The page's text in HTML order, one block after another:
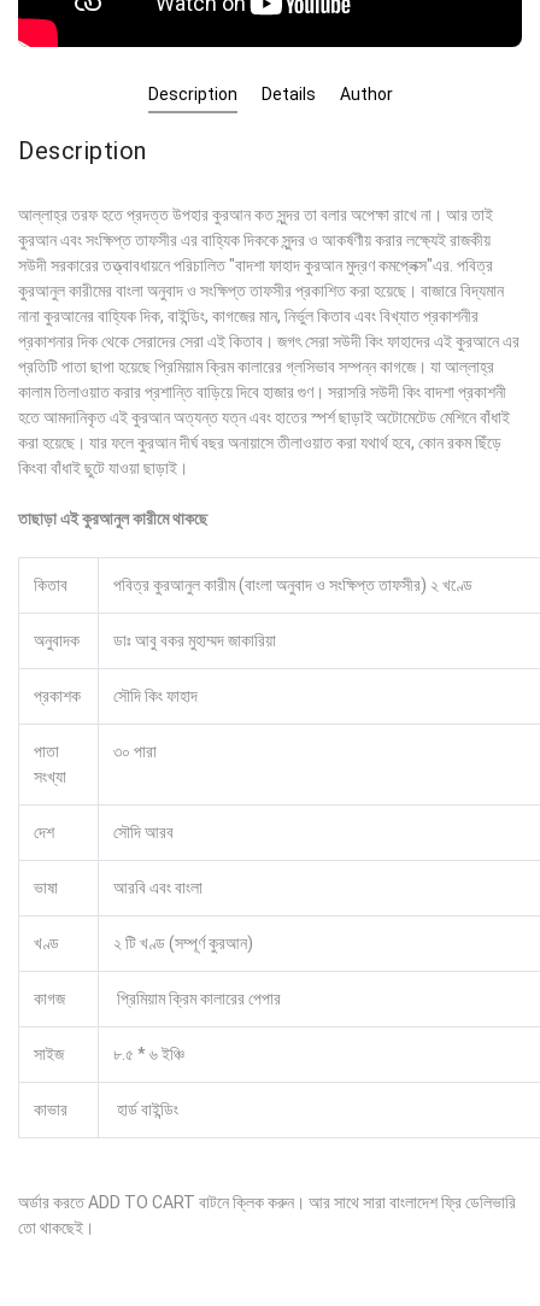
Description Details Author
Description
আল্লাহ্‌র তরফ হতে প্রদত্ত উপহার কুরআন কত সুন্দর তা বলার অপেক্ষা রাখে না। আর তাই
কুরআন এবং সংক্ষিপ্ত তাফসীর এর বাহ্যিক দিককে সুন্দর ও আকর্ষণীয় করার লক্ষ্যেই রাজকীয়
সউদী সরকারের তত্ত্বাবধায়নে পরিচালিত "বাদশা ফাহাদ কুরআন মুদ্রণ কমপ্লেক্স"এর. পবিত্র
কুরআনুল কারীমের বাংলা অনুবাদ ও সংক্ষিপ্ত তাফসীর প্রকাশিত করা হয়েছে। বাজারে বিদ্যমান
নানা কুরআনের বাহ্যিক দিক, বাইন্ডিং, কাগজের মান, নির্ভুল কিতাব এবং বিখ্যাত প্রকাশনীর
প্রকাশনার দিক থেকে সেরাদের সেরা এই কিতাব। জগৎ সেরা সউদী কিং ফাহাদের এই কুরআনে এর
প্রতিটি পাতা ছাপা হয়েছে প্রিমিয়াম ক্রিম কালারের গ্লসিভাব সম্পন্ন কাগজে। যা আল্লাহ্‌র
কালাম তিলাওয়াত করার প্রশান্তি বাড়িয়ে দিবে হাজার গুণ। সরাসরি সউদী কিং বাদশা প্রকাশনী
হতে আমদানিকৃত এই কুরআন অত্যন্ত যত্ন এবং হাতের স্পর্শ ছাড়াই অটোমেটেড মেশিনে বাঁধাই
করা হয়েছে। যার ফলে কুরআন দীর্ঘ বছর অনায়াসে তীলাওয়াত করা যথার্থ হবে, কোন রকম ছিঁড়ে
কিংবা বাঁধাই ছুটে যাওয়া ছাড়াই।
তাছাড়া এই কুরআনুল কারীমে থাকছে
কিতাব পবিত্র কুরআনুল কারীম (বাংলা অনুবাদ ও সংক্ষিপ্ত তাফসীর) ২ খণ্ডে
অনুবাদক ডাঃ আবু বকর মুহাম্মদ জাকারিয়া
প্রকাশক সৌদি কিং ফাহাদ
পাতা
সংখ্যা
৩০ পারা
দেশ সৌদি আরব
ভাষা আরবি এবং বাংলা
খণ্ড ২ টি খণ্ড (সম্পূর্ণ কুরআন)
কাগজ প্রিমিয়াম ক্রিম কালারের পেপার
সাইজ ৮.৫ * ৬ ইঞ্চি
কাভার হার্ড বাইন্ডিং
অর্ডার করতে ADD TO CART বাটনে ক্লিক করুন। আর সাথে সারা বাংলাদেশ ফ্রি ডেলিভারি
তো থাকছেই।